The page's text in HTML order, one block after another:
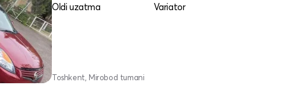
Oldi uzatma
Variator
Toshkent, Mirobod tumani